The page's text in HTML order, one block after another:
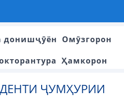
донишҷӯён Омӯзгорон
Ҳамкорон
ҶУМҲУРИИ